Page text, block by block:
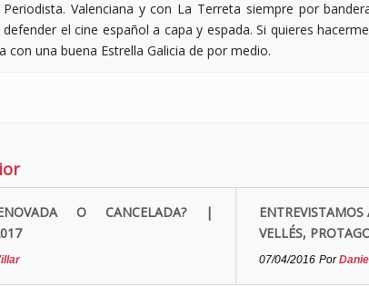
Periodista. Valenciana y con La Terreta siempre por
defender el cine español a capa y espada. Si quieres
con una buena Estrella Galicia de por medio.
O CANCELADA? |
VELLÉS,
07/04/2016 Por